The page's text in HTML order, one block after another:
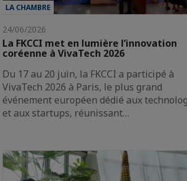
LA CHAMBRE
24/06/2026
La FKCCI met en lumière l’innovation
coréenne à VivaTech 2026
Du 17 au 20 juin, la FKCCI a participé à
VivaTech 2026 à Paris, le plus grand
événement européen dédié aux
et aux startups, réunissant…